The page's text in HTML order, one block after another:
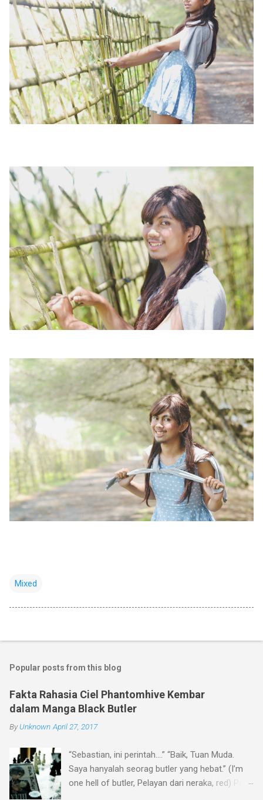
Mixed
Popular posts from this blog
Fakta Rahasia Ciel Phantomhive Kembar
dalam Manga Black Butler
ByUnknown April 27, 2017
“Sebastian, ini perintah….” “Baik, Tuan Muda.
Saya hanyalah seorag butler yang hebat.” (I’m
one hell of butler, Pelayan dari neraka, red) Pasti